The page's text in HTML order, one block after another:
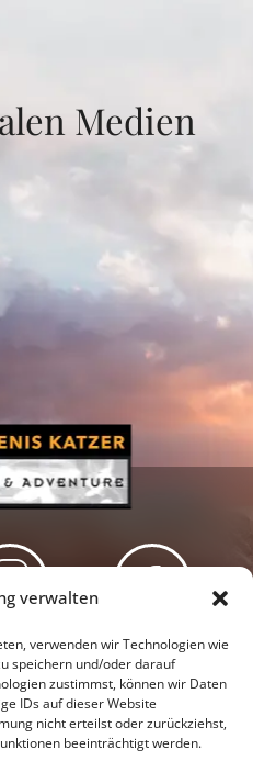
verwalten
verwenden wir Technologien wie
speichern und/oder darauf
zustimmst, können wir Daten
IDs auf dieser Website
nicht erteilst oder zurückziehst,
beeinträchtigt werden.
Medien
Facebook